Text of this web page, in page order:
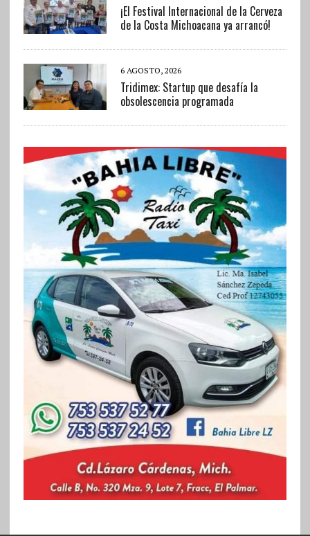
¡El Festival Internacional de la Cerveza
de la Costa Michoacana ya arrancó!
6 AGOSTO, 2026
Tridimex: Startup que desafía la
obsolescencia programada